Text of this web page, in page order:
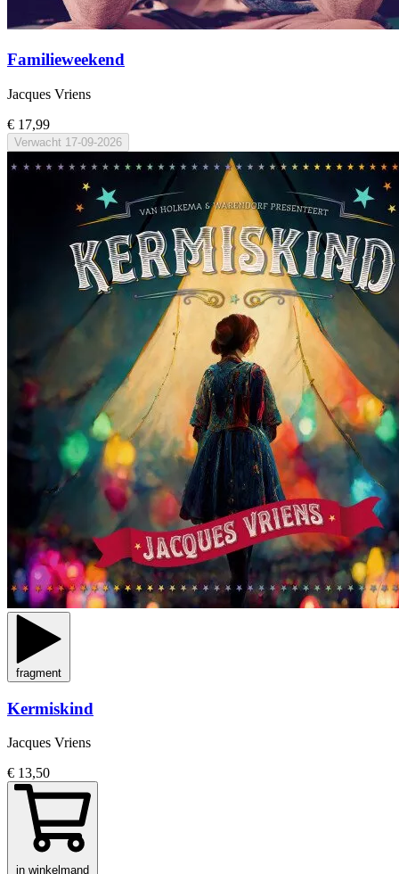
Familieweekend
Jacques Vriens
€ 17,99
Verwacht 17-09-2026
fragment
Kermiskind
Jacques Vriens
€ 13,50
in winkelmand